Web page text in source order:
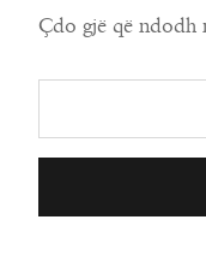
Çdo gjë që ndodh